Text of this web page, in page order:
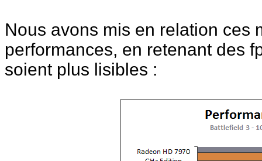
Nous avons mis en relation ces
performances, en retenant des
soient plus lisibles :